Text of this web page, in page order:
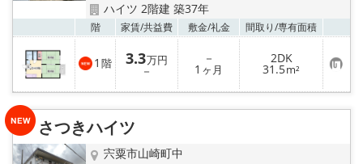
ハイツ 2階建 築37年
階 家賃/共益費 敷金/礼金 間取り/専有面積
1 階 3.3万円
－
－
1 ヶ月
2DK
31.5m² お
気
に
り
さつきハイツ
宍粟市山崎町中